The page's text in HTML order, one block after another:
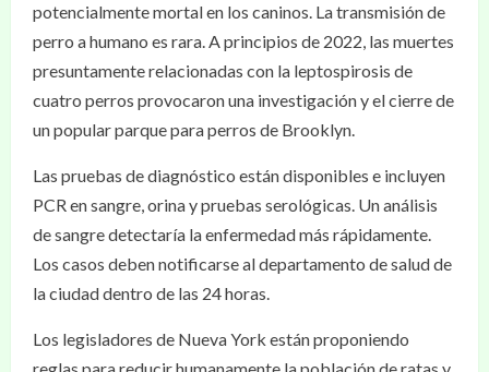
potencialmente mortal en los caninos. La transmisión de
perro a humano es rara. A principios de 2022, las muertes
presuntamente relacionadas con la leptospirosis de
cuatro perros provocaron una investigación y el cierre de
un popular parque para perros de Brooklyn.
Las pruebas de diagnóstico están disponibles e incluyen
PCR en sangre, orina y pruebas serológicas. Un análisis
de sangre detectaría la enfermedad más rápidamente.
Los casos deben notificarse al departamento de salud de
la ciudad dentro de las 24 horas.
Los legisladores de Nueva York están proponiendo